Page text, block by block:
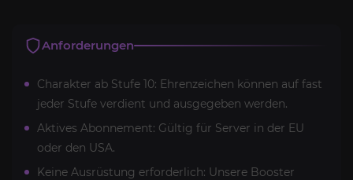
Anforderungen
Charakter ab Stufe 10: Ehrenzeichen können auf fast
jeder Stufe verdient und ausgegeben werden.
Aktives Abonnement: Gültig für Server in der EU
oder den USA.
Keine Ausrüstung erforderlich: Unsere Booster